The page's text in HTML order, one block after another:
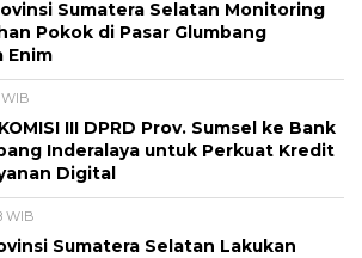
Sumatera Selatan Monitoring
Pokok di Pasar Glumbang
Enim
WIB
III DPRD Prov. Sumsel ke Bank
Inderalaya untuk Perkuat Kredit
Digital
WIB
Sumatera Selatan Lakukan